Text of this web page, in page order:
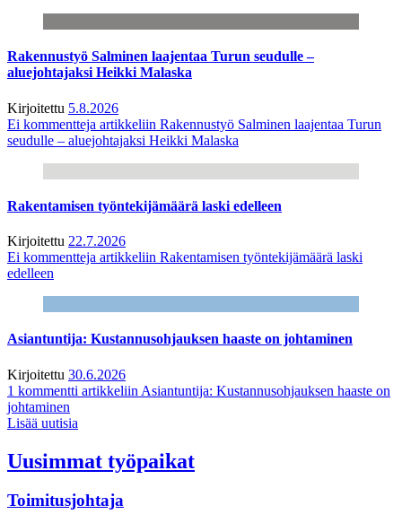
Rakennustyö Salminen laajentaa Turun seudulle –
aluejohtajaksi Heikki Malaska
Kirjoitettu 5.8.2026
Ei kommentteja artikkeliin Rakennustyö Salminen laajentaa Turun
seudulle – aluejohtajaksi Heikki Malaska
Rakentamisen työntekijämäärä laski edelleen
Kirjoitettu 22.7.2026
Ei kommentteja artikkeliin Rakentamisen työntekijämäärä laski
edelleen
Asiantuntija: Kustannusohjauksen haaste on johtaminen
Kirjoitettu 30.6.2026
1 kommentti artikkeliin Asiantuntija: Kustannusohjauksen haaste on
johtaminen
Lisää uutisia
Uusimmat työpaikat
Toimitusjohtaja